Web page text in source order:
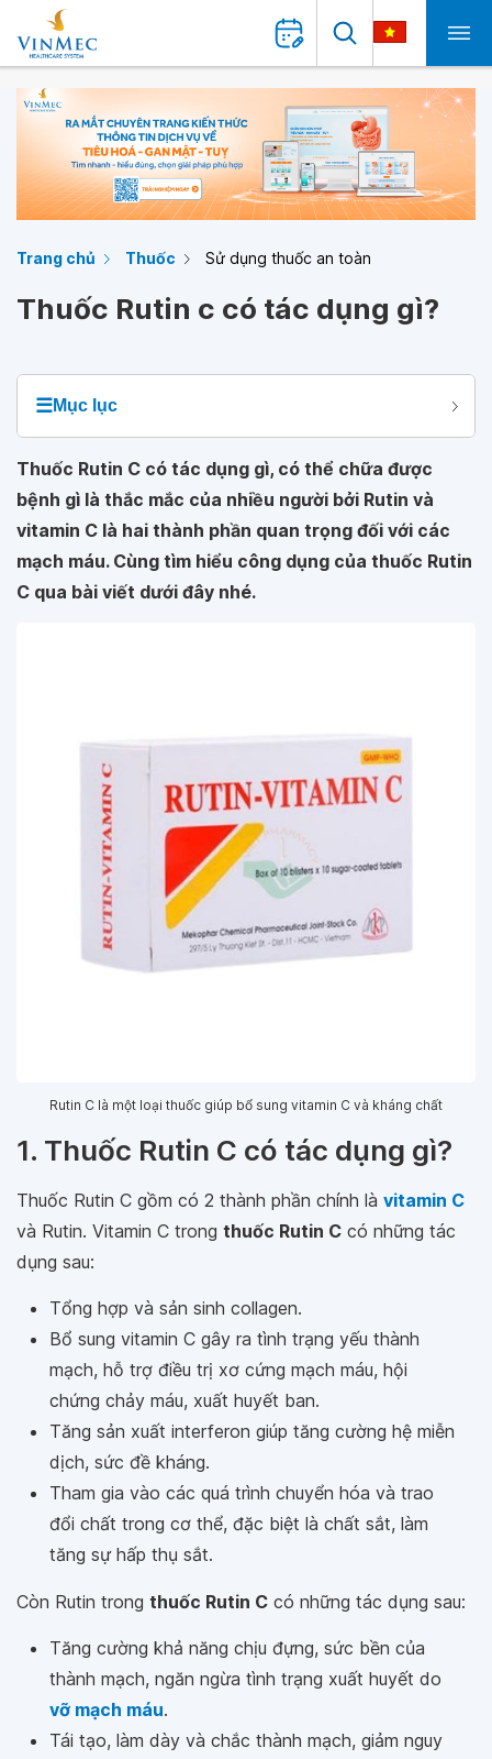
Trang chủ Thuốc Sử dụng thuốc an toàn
Thuốc Rutin c có tác dụng gì?
☰Mục lục
Thuốc Rutin C có tác dụng gì, có thể chữa được
bệnh gì là thắc mắc của nhiều người bởi Rutin và
vitamin C là hai thành phần quan trọng đối với các
mạch máu. Cùng tìm hiểu công dụng của thuốc Rutin
C qua bài viết dưới đây nhé.
Rutin C là một loại thuốc giúp bổ sung vitamin C và kháng chất
1. Thuốc Rutin C có tác dụng gì?
Thuốc Rutin C gồm có 2 thành phần chính là vitamin C
và Rutin. Vitamin C trong thuốc Rutin C có những tác
dụng sau:
Tổng hợp và sản sinh collagen.
Bổ sung vitamin C gây ra tình trạng yếu thành
mạch, hỗ trợ điều trị xơ cứng mạch máu, hội
chứng chảy máu, xuất huyết ban.
Tăng sản xuất interferon giúp tăng cường hệ miễn
dịch, sức đề kháng.
Tham gia vào các quá trình chuyển hóa và trao
đổi chất trong cơ thể, đặc biệt là chất sắt, làm
tăng sự hấp thụ sắt.
Còn Rutin trong thuốc Rutin C có những tác dụng sau:
Tăng cường khả năng chịu đựng, sức bền của
thành mạch, ngăn ngừa tình trạng xuất huyết do
vỡ mạch máu.
Tái tạo, làm dày và chắc thành mạch, giảm nguy